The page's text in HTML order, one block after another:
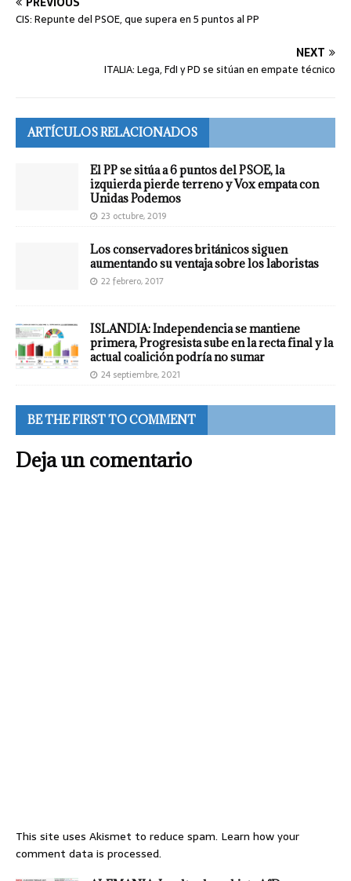
CIS: Repunte del PSOE, que supera en 5 puntos al PP
NEXT
ITALIA: Lega, FdI y PD se sitúan en empate técnico
ARTÍCULOS RELACIONADOS
El PP se sitúa a 6 puntos del PSOE, la
izquierda pierde terreno y Vox empata con
Unidas Podemos
23 octubre, 2019
Los conservadores británicos siguen
aumentando su ventaja sobre los laboristas
22 febrero, 2017
ISLANDIA: Independencia se mantiene
primera, Progresista sube en la recta final y la
actual coalición podría no sumar
24 septiembre, 2021
BE THE FIRST TO COMMENT
Deja un comentario
This site uses Akismet to reduce spam. Learn how your
comment data is processed.